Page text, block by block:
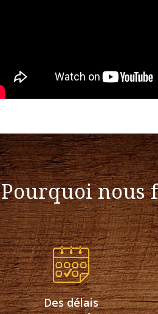
Pourquoi nous
Des délais